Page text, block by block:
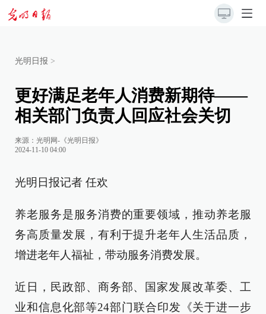
光明日报 >
更好满足老年人消费新期待——
相关部门负责人回应社会关切
来源： 光明网-《光明日报》
2024-11-10 04:00
光明日报记者 任欢
养老服务是服务消费的重要领域，推动养老服
务高质量发展，有利于提升老年人生活品质，
增进老年人福祉，带动服务消费发展。
近日，民政部、商务部、国家发展改革委、工
业和信息化部等24部门联合印发《关于进一步